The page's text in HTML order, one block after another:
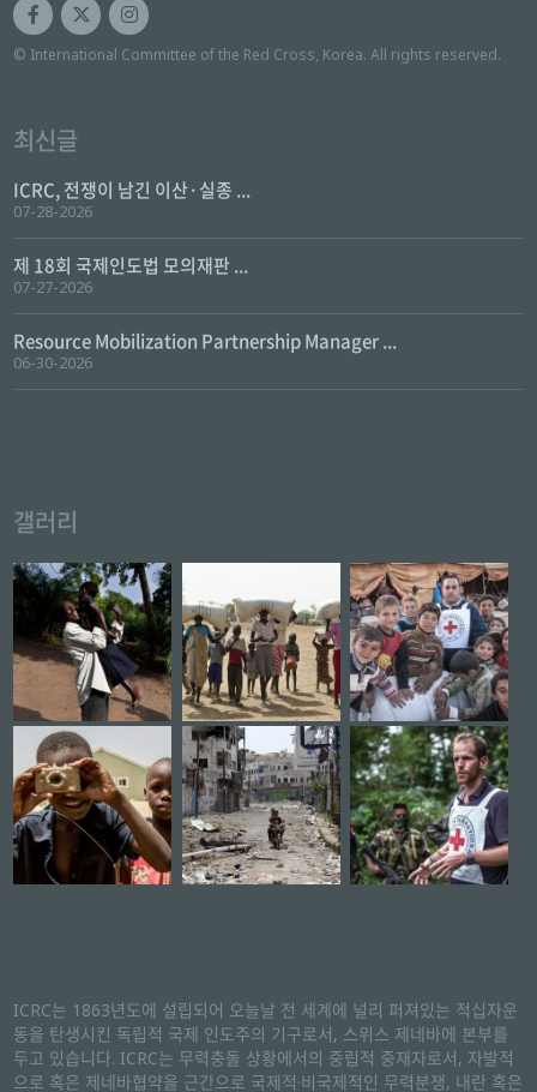
© International Committee of the Red Cross, Korea. All rights reserved.
최신글
ICRC, 전쟁이 남긴 이산·실종 ...
07-28-2026
제 18회 국제인도법 모의재판 ...
07-27-2026
Resource Mobilization Partnership Manager ...
06-30-2026
갤러리
ICRC는 1863년도에 설립되어 오늘날 전 세계에 널리 퍼져있는 적십자운
동을 탄생시킨 독립적 국제 인도주의 기구로서, 스위스 제네바에 본부를
두고 있습니다. ICRC는 무력충돌 상황에서의 중립적 중재자로서, 자발적
으로 혹은 제네바협약을 근간으로 국제적·비국제적인 무력분쟁, 내란 혹은